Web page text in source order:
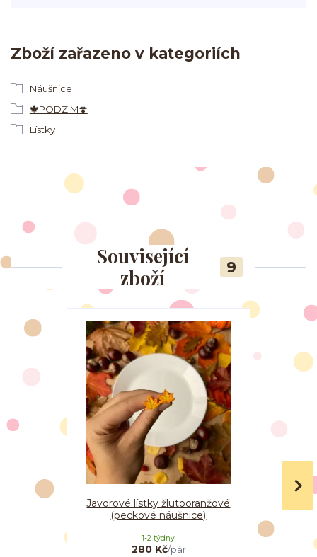
Zboží zařazeno v kategoriích
Náušnice
🍁PODZIM🍄
Lístky
Související
zboží
9
Javorové lístky žlutooranžové
(peckové náušnice)
280 Kč/pár
1-2 týdny